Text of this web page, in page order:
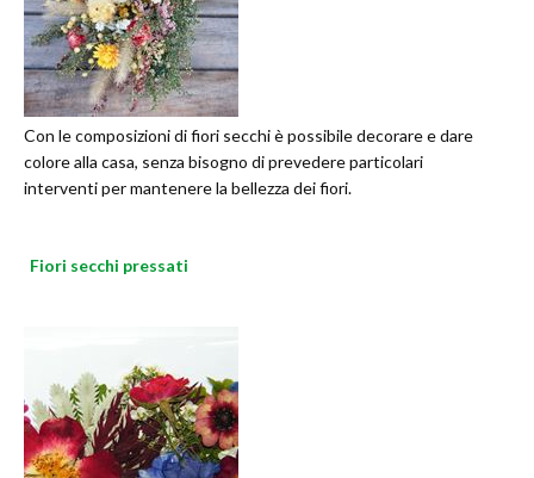
Con le composizioni di fiori secchi è possibile decorare e dare
colore alla casa, senza bisogno di prevedere particolari
interventi per mantenere la bellezza dei fiori.
Fiori secchi pressati